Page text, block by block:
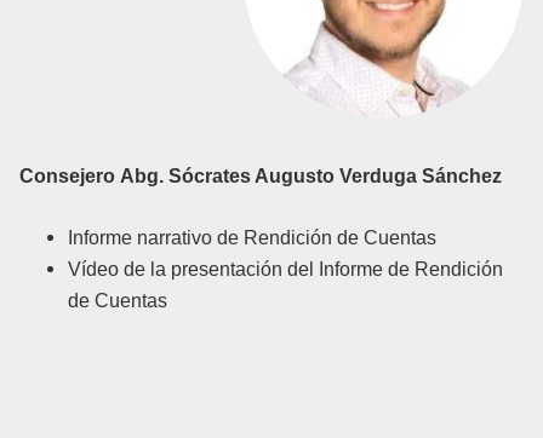
Consejero Abg. Sócrates Augusto Verduga Sánchez
Informe narrativo de Rendición de Cuentas
Vídeo de la presentación del Informe de Rendición
de Cuentas